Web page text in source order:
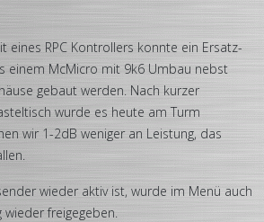
eines RPC Kontrollers konnte ein Ersatz-
einem McMicro mit 9k6 Umbau nebst
gebaut werden. Nach kurzer
wurde es heute am Turm
wir 1-2dB weniger an Leistung, das
wieder aktiv ist, wurde im Menü auch
wieder freigegeben.